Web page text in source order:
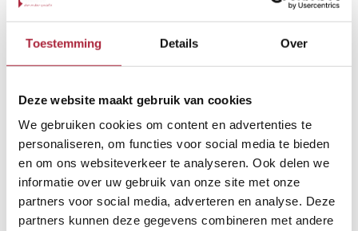
Toestemming Details Over
Deze website maakt gebruik van cookies
We gebruiken cookies om content en advertenties te
personaliseren, om functies voor social media te bieden
en om ons websiteverkeer te analyseren. Ook delen we
informatie over uw gebruik van onze site met onze
partners voor social media, adverteren en analyse. Deze
partners kunnen deze gegevens combineren met andere